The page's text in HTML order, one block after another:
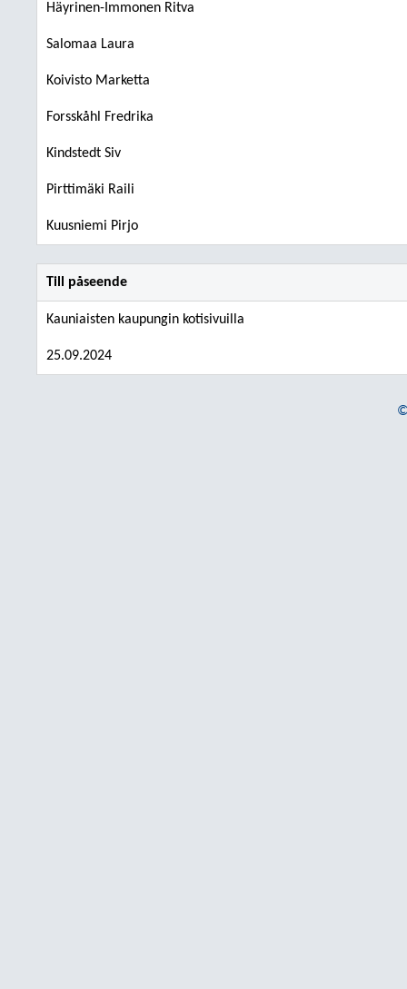
Häyrinen-Immonen Ritva
Salomaa Laura
Koivisto Marketta
Forsskåhl Fredrika
Kindstedt Siv
Pirttimäki Raili
Kuusniemi Pirjo
Till påseende
Kauniaisten kaupungin kotisivuilla
25.09.2024